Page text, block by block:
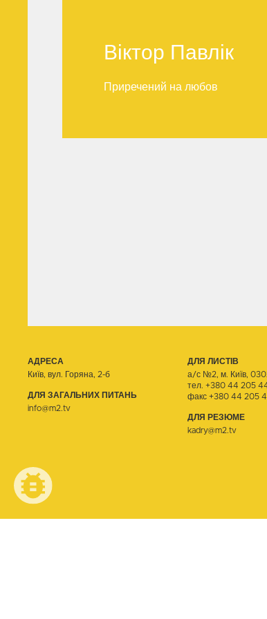
Віктор Павлік
Приречений на любов
АДРЕСА
Київ, вул. Горяна, 2-б
ДЛЯ ЗАГАЛЬНИХ ПИТАНЬ
info@m2.tv
ДЛЯ ЛИСТІВ
а/с №2, м. Київ,
тел. +380 44 205
факс +380 44 205
ДЛЯ РЕЗЮМЕ
kadry@m2.tv